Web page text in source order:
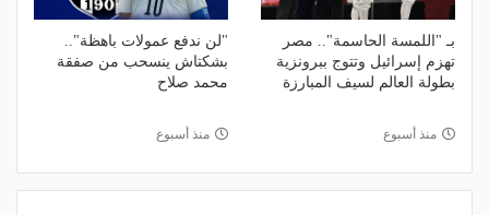
بـ "اللمسة الحاسمة".. مصر
تهزم إسرائيل وتتوج ببرونزية
بطولة العالم لسيف المبارزة
منذ أسبوع
"لن ندفع عمولات باهظة"..
بشكتاش ينسحب من صفقة
محمد صلاح
منذ أسبوع